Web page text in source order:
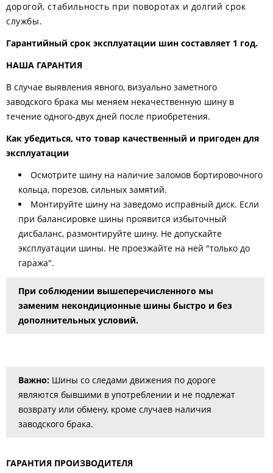
дорогой, стабильность при поворотах и долгий срок
службы.
Гарантийный срок эксплуатации шин составляет 1 год.
НАША ГАРАНТИЯ
В случае выявления явного, визуально заметного
заводского брака мы меняем некачественную шину в
течение одного-двух дней после приобретения.
Как убедиться, что товар качественный и пригоден для
эксплуатации
Осмотрите шину на наличие заломов бортировочного
кольца, порезов, сильных замятий.
Монтируйте шину на заведомо исправный диск. Если
при балансировке шины проявится избыточный
дисбаланс, размонтируйте шину. Не допускайте
эксплуатации шины. Не проезжайте на ней "только до
гаража".
При соблюдении вышеперечисленного мы
заменим некондиционные шины быстро и без
дополнительных условий.
Важно: Шины со следами движения по дороге
являются бывшими в употреблении и не подлежат
возврату или обмену, кроме случаев наличия
заводского брака.
ГАРАНТИЯ ПРОИЗВОДИТЕЛЯ